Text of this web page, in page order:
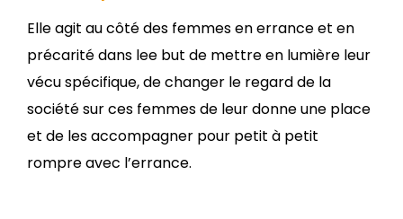
Elle agit au côté des femmes en errance et en
précarité dans lee but de mettre en lumière leur
vécu spécifique, de changer le regard de la
société sur ces femmes de leur donne une place
et de les accompagner pour petit à petit
rompre avec l’errance.